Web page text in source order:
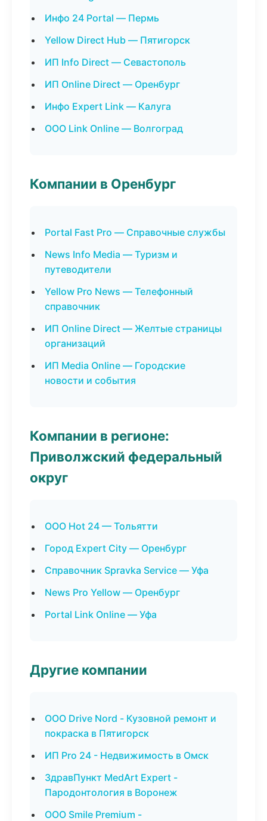
Инфо 24 Portal — Пермь
Yellow Direct Hub — Пятигорск
ИП Info Direct — Севастополь
ИП Online Direct — Оренбург
Инфо Expert Link — Калуга
ООО Link Online — Волгоград
Компании в Оренбург
Portal Fast Pro — Справочные службы
News Info Media — Туризм и
путеводители
Yellow Pro News — Телефонный
справочник
ИП Online Direct — Желтые страницы
организаций
ИП Media Online — Городские
новости и события
Компании в регионе:
Приволжский федеральный
округ
ООО Hot 24 — Тольятти
Город Expert City — Оренбург
Справочник Spravka Service — Уфа
News Pro Yellow — Оренбург
Portal Link Online — Уфа
Другие компании
ООО Drive Nord - Кузовной ремонт и
покраска в Пятигорск
ИП Pro 24 - Недвижимость в Омск
ЗдравПункт MedArt Expert -
Пародонтология в Воронеж
ООО Smile Premium -